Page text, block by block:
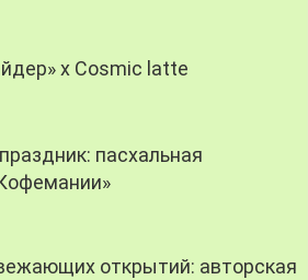
х Cosmic latte
пасхальная
открытий: авторская